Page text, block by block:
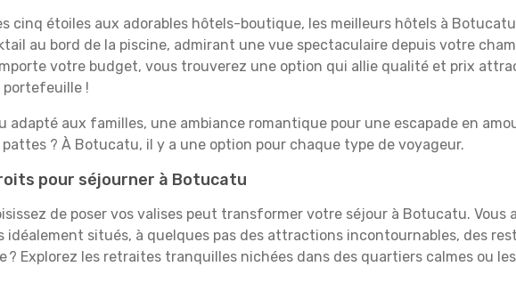
cinq étoiles aux adorables hôtels-boutique, les meilleurs hôtels à
au bord de la piscine, admirant une vue spectaculaire depuis votre
votre budget, vous trouverez une option qui allie qualité et prix
portefeuille !
adapté aux familles, une ambiance romantique pour une escapade en
? À Botucatu, il y a une option pour chaque type de voyageur.
pour séjourner à Botucatu
de poser vos valises peut transformer votre séjour à Botucatu. Vous
idéalement situés, à quelques pas des attractions incontournables, des
? Explorez les retraites tranquilles nichées dans des quartiers calmes ou